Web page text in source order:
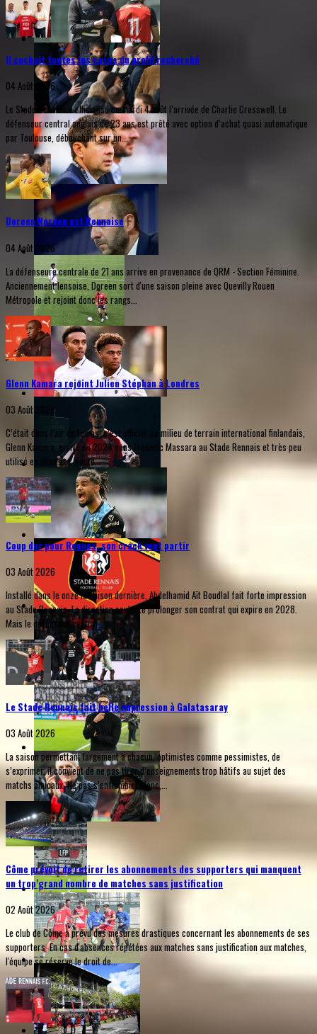
Il cochait toutes les cases du profil recherché
04 Août 2026
Le Stade Rennais a officialisé ce mardi 4 août l’arrivée de Charlie Cresswell. Le
défenseur central anglais de 23 ans est prêté avec option d’achat quasi automatique
par Toulouse, débouchant sur un...
Doreen Norden est Rennaise
04 Août 2026
La défenseure centrale de 21 ans arrive en provenance de QRM - Section Féminine.
Anciennement lensoise, Doreen sort d'une saison pleine avec Quevilly Rouen
Métropole et rejoint donc les rangs...
Glenn Kamara rejoint Julien Stéphan à Londres
03 Août 2026
C’était dans l’air du temps, c’est officiel. Le milieu de terrain international finlandais,
Glenn Kamara, arrivé en 2024 sous Frederic Massara au Stade Rennais et très peu
utilisé en deux ans, faute...
Coup dur pour Rennes, son crack veut partir
03 Août 2026
Installé dans le onze la saison dernière, Abdelhamid Aït Boudlal fait forte impression
au Stade Rennais. La direction souhaite prolonger son contrat qui expire en 2028.
Mais le défenseur central...
Le Stade Rennais fait belle impression à Galatasaray
03 Août 2026
La saison permettant largement à chacun, optimistes comme pessimistes, de
s’exprimer, il convient de ne pas tirer d’enseignements trop hâtifs au sujet des
matchs amicaux. Ne pas s’enflammer, donc,...
Côme prévoit de retirer les abonnements des supporters qui manquent
un trop grand nombre de matches sans justification
02 Août 2026
Le club de Côme a prévu des mesures drastiques concernant les abonnements de ses
supporters. En cas d'absences répétées aux matches sans justification aux matches,
l'équipe se réserve le droit de...